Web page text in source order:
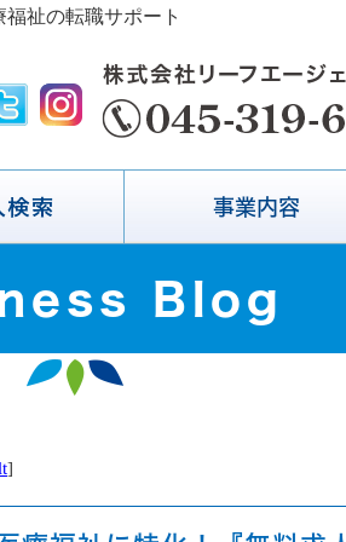
福祉の転職サポート
事業内容
Blog
]